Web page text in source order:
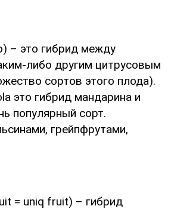
– это гибрид между
либо другим цитрусовым
сортов этого плода).
это гибрид мандарина и
популярный сорт.
грейпфрутами,
= uniq fruit) – гибрид